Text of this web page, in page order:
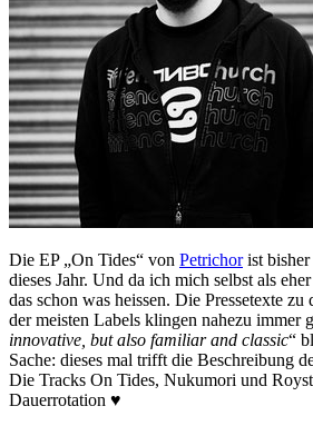
Die EP „On Tides“ von Petrichorist bisher
dieses Jahr. Und da ich mich selbst als
das schon was heissen. Die Pressetexte
der meisten Labels klingen nahezu immer
innovative, but also familiar and classic“
Sache: dieses mal trifft die Beschreibung
Die Tracks On Tides, Nukumori und
Dauerrotation ♥